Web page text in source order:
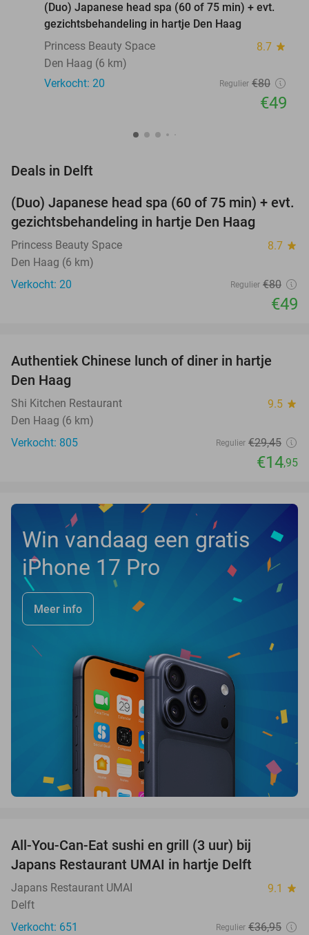
(Duo) Japanese head spa (60 of 75 min) + evt.
gezichtsbehandeling in hartje Den Haag
Princess Beauty Space
8.7 star
Den Haag (6 km)
Verkocht: 20
Regulier €80
€49
Deals in Delft
39%
(Duo) Japanese head spa (60 of 75 min) + evt.
gezichtsbehandeling in hartje Den Haag
Princess Beauty Space 8.7 star
Den Haag (6 km)
Verkocht: 20
Regulier €80
€49
49%
Authentiek Chinese lunch of diner in hartje
Den Haag
Shi Kitchen Restaurant 9.5 star
Den Haag (6 km)
Verkocht: 805
Regulier €29,45
€14,95
Win vandaag een gratis
iPhone 17 Pro
Meer info
All-You-Can-Eat sushi en grill (3 uur) bij
Japans Restaurant UMAI in hartje Delft
Japans Restaurant UMAI 9.1 star
Delft
Verkocht: 651
Regulier €36,95